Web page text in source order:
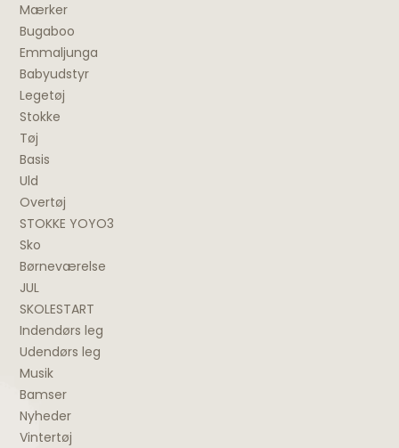
Mærker
Bugaboo
Emmaljunga
Babyudstyr
Legetøj
Stokke
Tøj
Basis
Uld
Overtøj
STOKKE YOYO3
Sko
Børneværelse
JUL
SKOLESTART
Indendørs leg
Udendørs leg
Musik
Bamser
Nyheder
Vintertøj